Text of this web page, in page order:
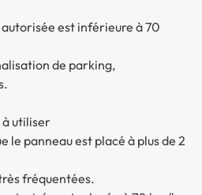
est inférieure à 70
de parking,
utiliser
le panneau est placé à plus de 2
fréquentées.